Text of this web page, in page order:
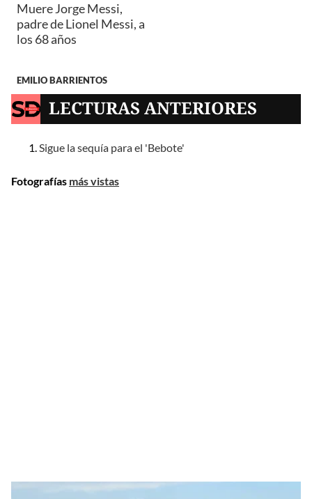
Muere Jorge Messi,
padre de Lionel Messi, a
los 68 años
EMILIO BARRIENTOS
LECTURAS ANTERIORES
Sigue la sequía para el 'Bebote'
Fotografías más vistas